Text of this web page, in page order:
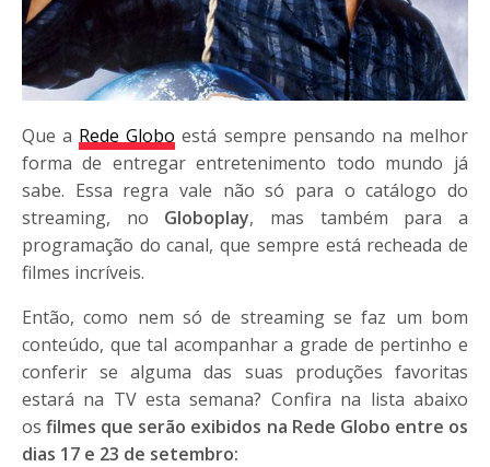
Que a Rede Globo está sempre pensando na melhor
forma de entregar entretenimento todo mundo já
sabe. Essa regra vale não só para o catálogo do
streaming, no Globoplay, mas também para a
programação do canal, que sempre está recheada de
filmes incríveis.
Então, como nem só de streaming se faz um bom
conteúdo, que tal acompanhar a grade de pertinho e
conferir se alguma das suas produções favoritas
estará na TV esta semana? Confira na lista abaixo
osfilmes que serão exibidos na Rede Globo entre os
dias 17 e 23 de setembro: